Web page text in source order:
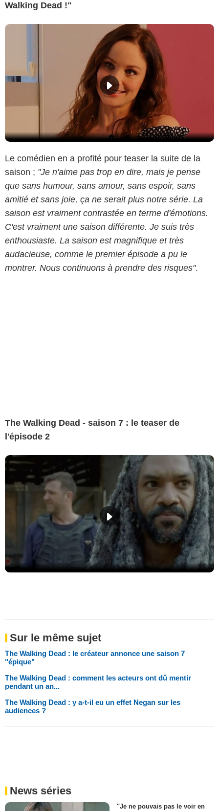
Walking Dead !"
Le comédien en a profité pour teaser la suite de la
saison ; "Je n'aime pas trop en dire, mais je pense
que sans humour, sans amour, sans espoir, sans
amitié et sans joie, ça ne serait plus notre série. La
saison est vraiment contrastée en terme d'émotions.
C'est vraiment une saison différente. Je suis très
enthousiaste. La saison est magnifique et très
audacieuse, comme le premier épisode a pu le
montrer. Nous continuons à prendre des risques".
The Walking Dead - saison 7 : le teaser de
l'épisode 2
Sur le même sujet
The Walking Dead : le créateur annonce une saison 7
"épique"
The Walking Dead : comment les acteurs ont dû mentir
pendant un an...
The Walking Dead : y a-t-il eu un effet Negan sur les
audiences ?
News séries
"Je ne pouvais pas le voir en